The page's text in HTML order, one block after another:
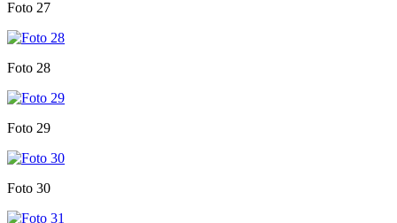
Foto 27
Foto 28
Foto 29
Foto 30